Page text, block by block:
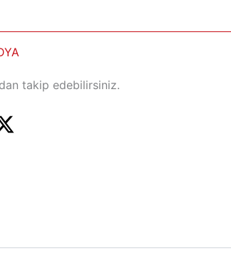
takip edebilirsiniz.